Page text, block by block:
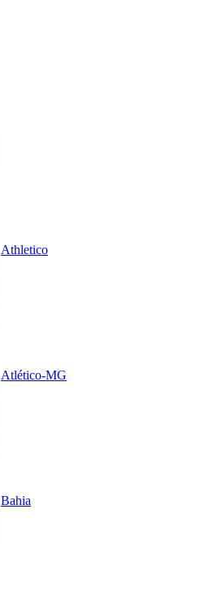
Athletico
Atlético-MG
Bahia